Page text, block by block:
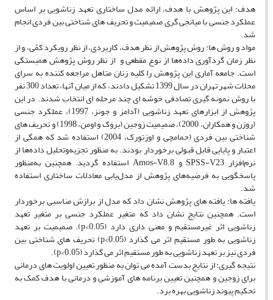
هدف: این پژوهش با هدف، ارائه مدل ساختاری تعهد زناشویی بر اساس
عملکرد جنسی با میانجی گری صمیمیت و تحریف های شناختی بین فردی انجام
شد.
مواد و روش ها: روش پژوهش از نظر هدف، کاربردی، از نظر رویکرد کمّی، و از
نظر زمان گردآوری داده‌ها از نوع مقطعی و از نظر روش پژوهش همبستگی
است. جامعه آماری این پژوهش را کلیه زنان متاهل مراجعه کننده به سرای
محلات شهر تهران در سال 1399 تشکیل دادند، که از میان آنها، تعداد 300 نفر
با روش نمونه گیری تصادفی خوشه ای چند مرحله ای انتخاب شدند. در این
پژوهش از ابزارهای تعهد زناشویی (آدامز و جونز، 1997)، عملکرد جنسی
(روزن و همکاران، 2000)، صمیمیت زوجین (بروک و اومن، 1998) و تحریف های
شناختی بین فردی (حمامچی و اوزتورک، 2004) استفاده شد که همگی از
اعتبار و پایایی قابل قبولی برخوردار بودند. به منظور تجزیه‌وتحلیل داده‌ها از
نرم‌افزار SPSS-V23 و Amos-V8.8 استفاده گردید. همچنین به‌منظور
پاسخگویی به فرضیه‌های پژوهش از مدل‌یابی معادلات ساختاری استفاده
شد.
یافته ها: یافته های پژوهش نشان داد که مدل از برازش مناسبی برخوردار
است. همچنین نتایج نشان داد که متغیر عملکرد جنسی بر متغیر تعهد
زناشویی اثر غیرمستقیم و معنی داری دارد (p<0.05). صمیمیت بر تعهد
زناشویی به طور مستقیم اثر می گذارد (p<0.05) تحریف های شناختی بین
فردی نیز بر تعهد زناشویی به طور مستقیم اثر می گذارد (p<0.05).
نتیجه گیری: از نتایج بدست آمده می توان به منظور تعیین اولویت های درمانی
برای زوجین و همچنین تعیین برنامه های آموزشی و درمانی با هدف کمک به
تحکیم پیوند زناشویی بهره برد.